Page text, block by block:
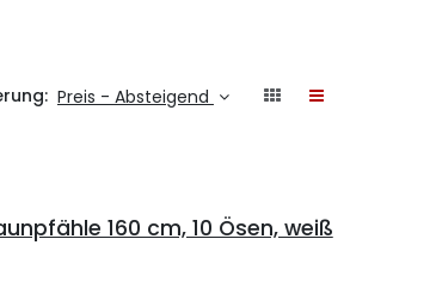
Preis - Absteigend
160 cm, 10 Ösen, weiß